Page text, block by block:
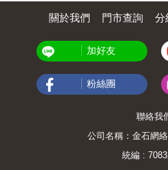
關於我們 門市查詢 分
加好友
粉絲團
聯絡我
公司名稱：金石網
統編 :